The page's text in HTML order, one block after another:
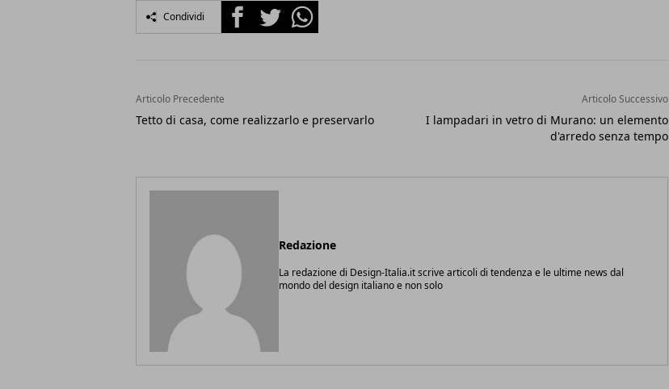
Condividi FacebookTwitterWhatsapp
Articolo Precedente
Tetto di casa, come realizzarlo e preservarlo
Articolo Successivo
I lampadari in vetro di Murano: un elemento
d'arredo senza tempo
Redazione
La redazione di Design-Italia.it scrive articoli di tendenza e le ultime news dal
mondo del design italiano e non solo